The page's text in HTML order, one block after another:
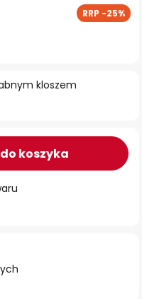
kloszem
RRP -25%
koszyka